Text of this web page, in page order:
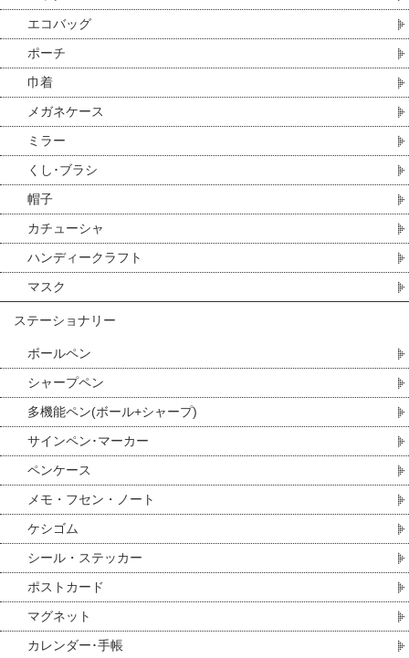
エコバッグ
ポーチ
巾着
メガネケース
ミラー
くし･ブラシ
帽子
カチューシャ
ハンディークラフト
マスク
ステーショナリー
ボールペン
シャープペン
多機能ペン(ボール+シャープ)
サインペン･マーカー
ペンケース
メモ・フセン・ノート
ケシゴム
シール・ステッカー
ポストカード
マグネット
カレンダー･手帳